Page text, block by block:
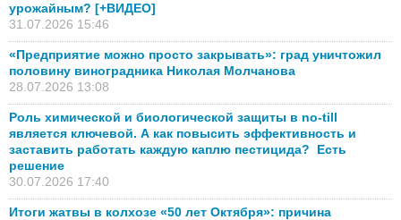
урожайным? [+ВИДЕО]
31.07.2026 15:46
«Предприятие можно просто закрывать»: град уничтожил
половину виноградника Николая Молчанова
28.07.2026 13:08
Роль химической и биологической защиты в no-till
является ключевой. А как повысить эффективность и
заставить работать каждую каплю пестицида? Есть
решение
30.07.2026 17:40
Итоги жатвы в колхозе «50 лет Октября»: причина